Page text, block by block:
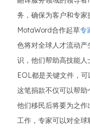
务，确保为客户和专
MotaWord合作起草专
色将对全球人才流动
识，他们帮助高技能
EOL都是关键文件，可
这笔捐款不仅可以帮
他们移民后将要为之
工作，专家可以对全球